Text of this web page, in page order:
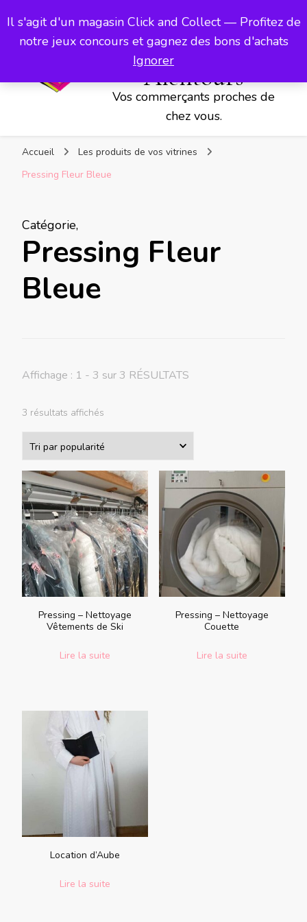
Il s'agit d'un magasin Click and Collect — Profitez de
notre jeux concours et gagnez des bons d'achats
Ignorer
Les Vitrines
d'Aubigny,
d'Avesnes et ses
Alentours
Vos commerçants proches de
chez vous.
Accueil
Les produits de vos vitrines
Pressing Fleur Bleue
Catégorie,
Pressing Fleur
Bleue
Affichage : 1 - 3 sur 3 RÉSULTATS
3 résultats affichés
popularité
Pressing – Nettoyage
Vêtements de Ski
Lire la suite
Pressing – Nettoyage
Couette
Lire la suite
Location d’Aube
Lire la suite